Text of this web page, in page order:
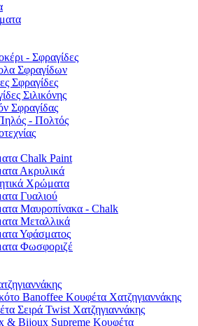
- Σφραγίδες
Σφραγίδων
Σφραγίδες
Σιλικόνης
Σφραγίδας
- Πολτός
Chalk Paint
Ακρυλικά
Χρώματα
Γυαλιού
Μαυροπίνακα - Chalk
Μεταλλικά
Υφάσματος
Φωσφοριζέ
Banoffee Κουφέτα Χατζηγιαννάκης
Σειρά Twist Χατζηγιαννάκης
& Bijoux Supreme Κουφέτα